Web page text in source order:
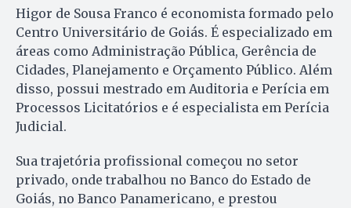
Higor de Sousa Franco é economista formado pelo
Centro Universitário de Goiás. É especializado em
áreas como Administração Pública, Gerência de
Cidades, Planejamento e Orçamento Público. Além
disso, possui mestrado em Auditoria e Perícia em
Processos Licitatórios e é especialista em Perícia
Judicial.
Sua trajetória profissional começou no setor
privado, onde trabalhou no Banco do Estado de
Goiás, no Banco Panamericano, e prestou